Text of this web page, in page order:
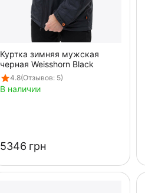
Куртка зимняя мужская
черная Weisshorn Black
4.8(Отзывов: 5)
В наличии
‍5346‍ грн